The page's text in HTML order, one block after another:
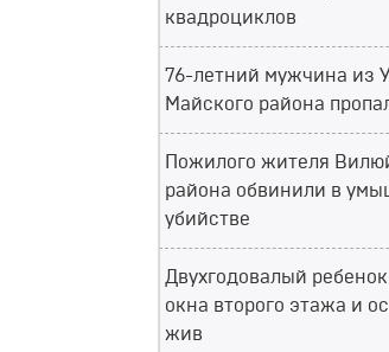
квадроциклов
76-летний мужчина из
Майского района
Пожилого жителя
района обвинили в
убийстве
Двухгодовалый
окна второго этажа и
жив